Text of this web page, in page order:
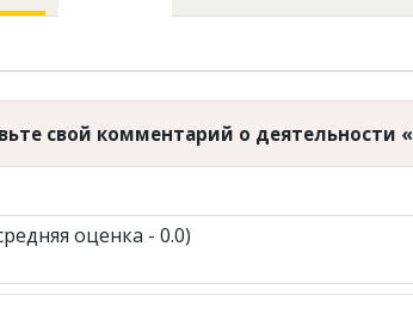
свой комментарий о
оценка - 0.0)